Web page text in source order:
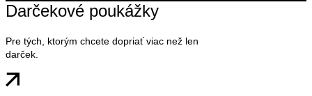
Darčekové poukážky
Pre tých, ktorým chcete dopriať viac než len
darček.